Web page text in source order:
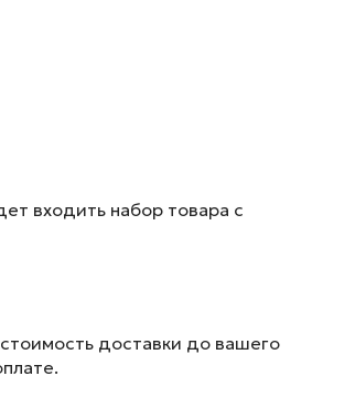
входить набор товара с
доставки до вашего